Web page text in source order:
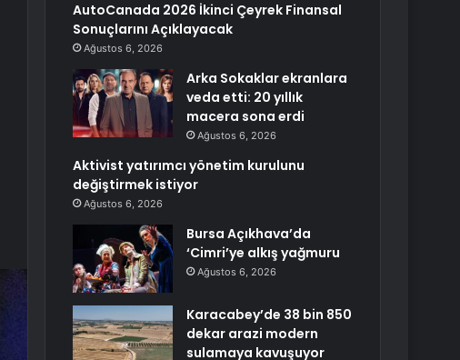
AutoCanada 2026 İkinci Çeyrek Finansal
Sonuçlarını Açıklayacak
Ağustos 6, 2026
Arka Sokaklar ekranlara
veda etti: 20 yıllık
macera sona erdi
Ağustos 6, 2026
Aktivist yatırımcı yönetim kurulunu
değiştirmek istiyor
Ağustos 6, 2026
Bursa Açıkhava’da
‘Cimri’ye alkış yağmuru
Ağustos 6, 2026
Karacabey’de 38 bin 850
dekar arazi modern
sulamaya kavuşuyor